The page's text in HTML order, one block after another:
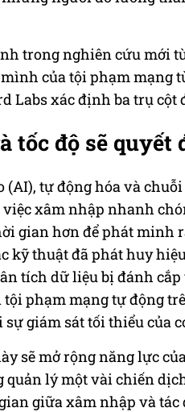
trong nghiên cứu mới
của tội phạm mạng
Labs xác định ba trụ
tốc độ sẽ quyết
(AI), tự động hóa và
xâm nhập nhanh
gian hơn để phát minh
kỹ thuật đã phát huy
tích dữ liệu bị đánh
phạm mạng tự động
sự giám sát tối thiểu của
sẽ mở rộng năng lực
quản lý một vài chiến
giữa xâm nhập và